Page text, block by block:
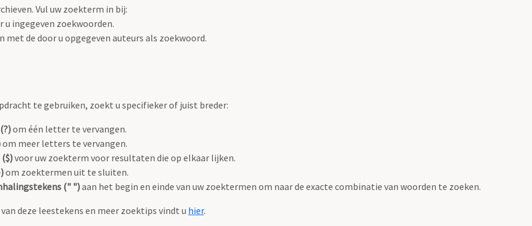
Vul uw zoekterm in bij:
ingegeven zoekwoorden.
met de door u opgegeven auteurs als zoekwoord.
te gebruiken, zoekt u specifieker of juist breder:
om één letter te vervangen.
om meer letters te vervangen.
voor uw zoekterm voor resultaten die op elkaar lijken.
om zoektermen uit te sluiten.
(" ")aan het begin en einde van uw zoektermen om naar de exacte combinatie van woorden te zoeken.
deze leestekens en meer zoektips vindt u hier.